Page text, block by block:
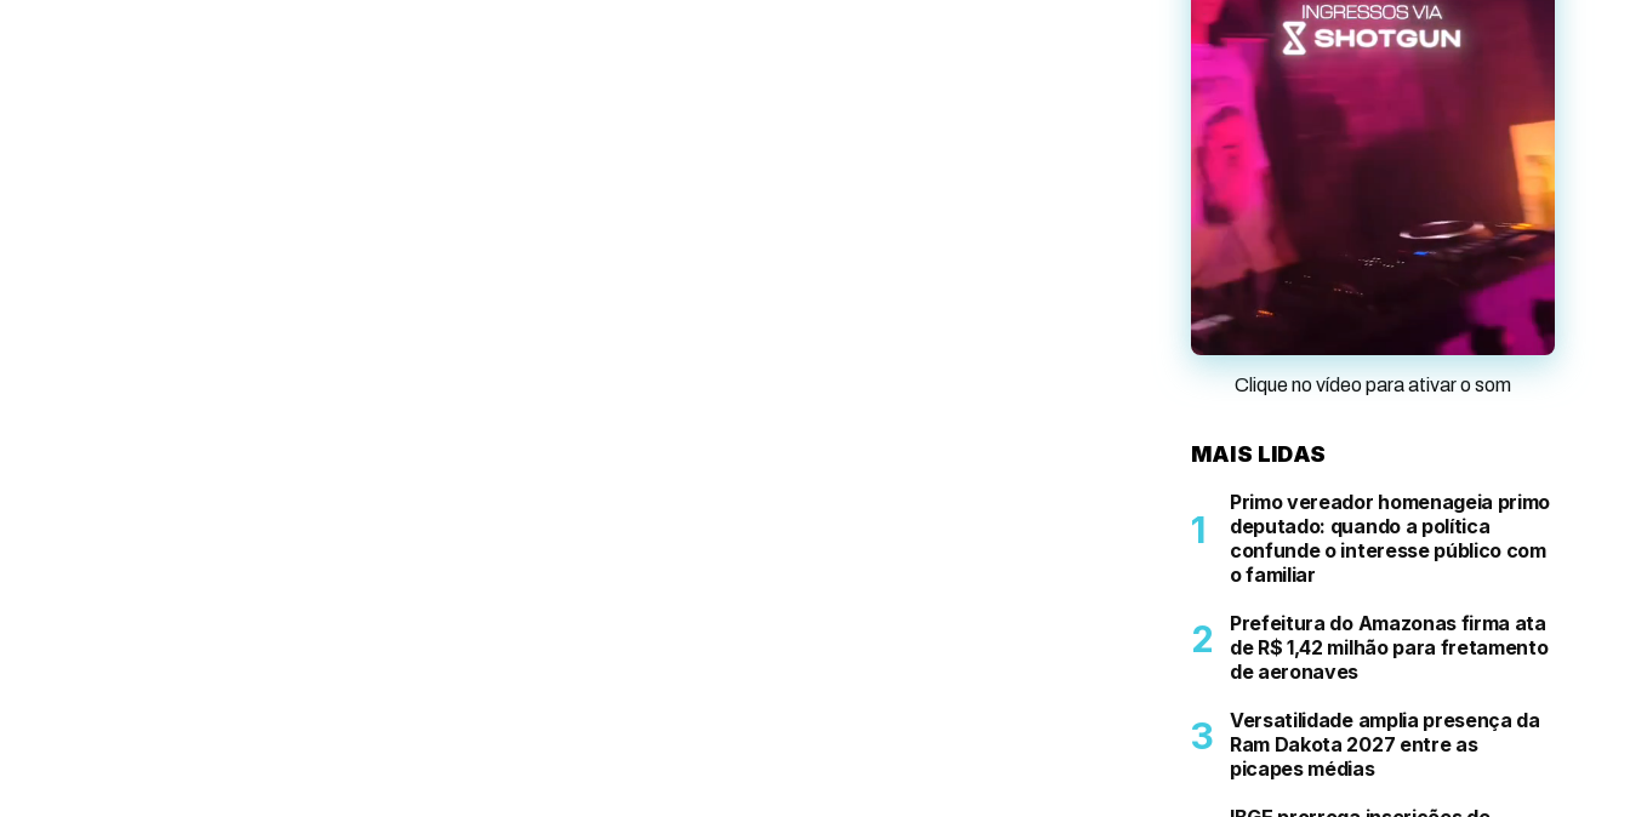
Clique no vídeo para ativar o som
MAIS LIDAS
Primo vereador homenageia primo
deputado: quando a política
confunde o interesse público com
o familiar
Prefeitura do Amazonas firma ata
de R$ 1,42 milhão para fretamento
de aeronaves
Versatilidade amplia presença da
Ram Dakota 2027 entre as
picapes médias